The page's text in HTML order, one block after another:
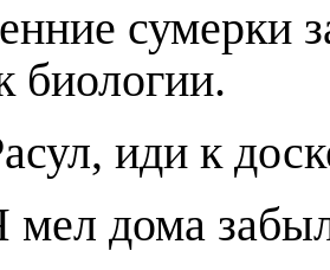
сумерки
биологии.
иди к
мел дома